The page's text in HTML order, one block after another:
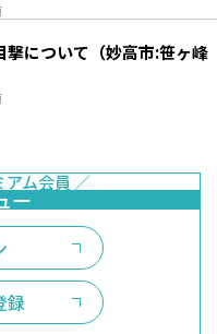
撃について（妙高市:笹ヶ峰
録